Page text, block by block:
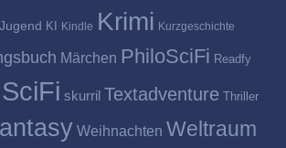
Jugend KI Kindle Krimi Kurzgeschichte
Märchen PhiloSciFi Readfy
SciFi skurril Textadventure Thriller
Weihnachten Weltraum